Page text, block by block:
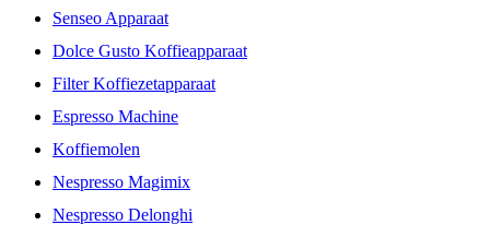
Senseo Apparaat
Dolce Gusto Koffieapparaat
Filter Koffiezetapparaat
Espresso Machine
Koffiemolen
Nespresso Magimix
Nespresso Delonghi